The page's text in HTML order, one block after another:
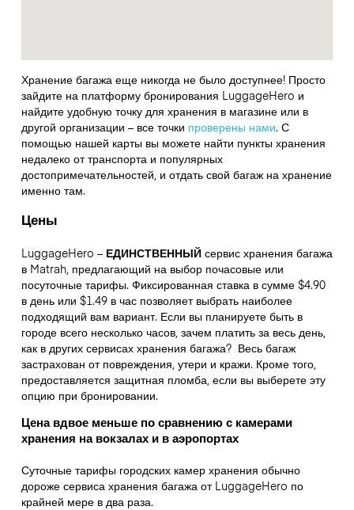
Хранение багажа еще никогда не было доступнее! Просто
зайдите на платформу бронирования LuggageHero и
найдите удобную точку для хранения в магазине или в
другой организации – все точки проверены нами. С
помощью нашей карты вы можете найти пункты хранения
недалеко от транспорта и популярных
достопримечательностей, и отдать свой багаж на хранение
именно там.
Цены
LuggageHero – ЕДИНСТВЕННЫЙсервис хранения багажа
в Matrah, предлагающий на выбор почасовые или
посуточные тарифы. Фиксированная ставка в сумме $4.90
в день или $1.49 в час позволяет выбрать наиболее
подходящий вам вариант. Если вы планируете быть в
городе всего несколько часов, зачем платить за весь день,
как в других сервисах хранения багажа? Весь багаж
застрахован от повреждения, утери и кражи. Кроме того,
предоставляется защитная пломба, если вы выберете эту
опцию при бронировании.
Цена вдвое меньше по сравнению с камерами
хранения на вокзалах и в аэропортах
Суточные тарифы городских камер хранения обычно
дороже сервиса хранения багажа от LuggageHero по
крайней мере в два раза.